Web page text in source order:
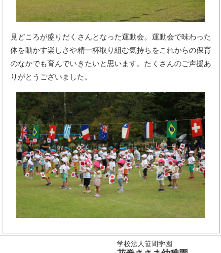
見どころが盛りだくさんとなった運動会。運動会で味わった
体を動かす楽しさや精一杯取り組む気持ちをこれからの保育
のなかでも育んでいきたいと思います。たくさんのご声援あ
りがとうございました。
学校法人笹間学園